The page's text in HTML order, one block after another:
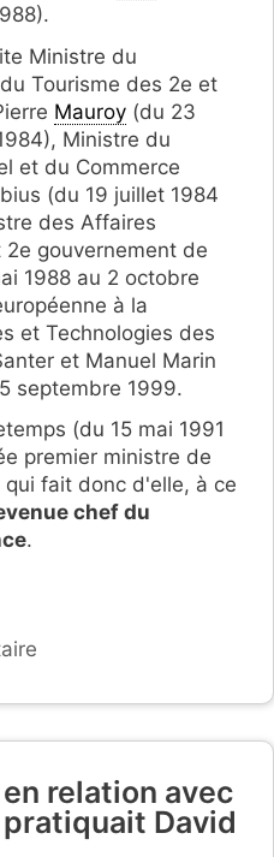
Ministre du
Tourisme des 2e et
Mauroy (du 23
Ministre du
et du Commerce
(du 19 juillet 1984
des Affaires
2e gouvernement de
1988 au 2 octobre
à la
et Technologies des
et Manuel Marin
septembre 1999.
(du 15 mai 1991
premier ministre de
fait donc d'elle, à ce
chef du
.
relation avec
David